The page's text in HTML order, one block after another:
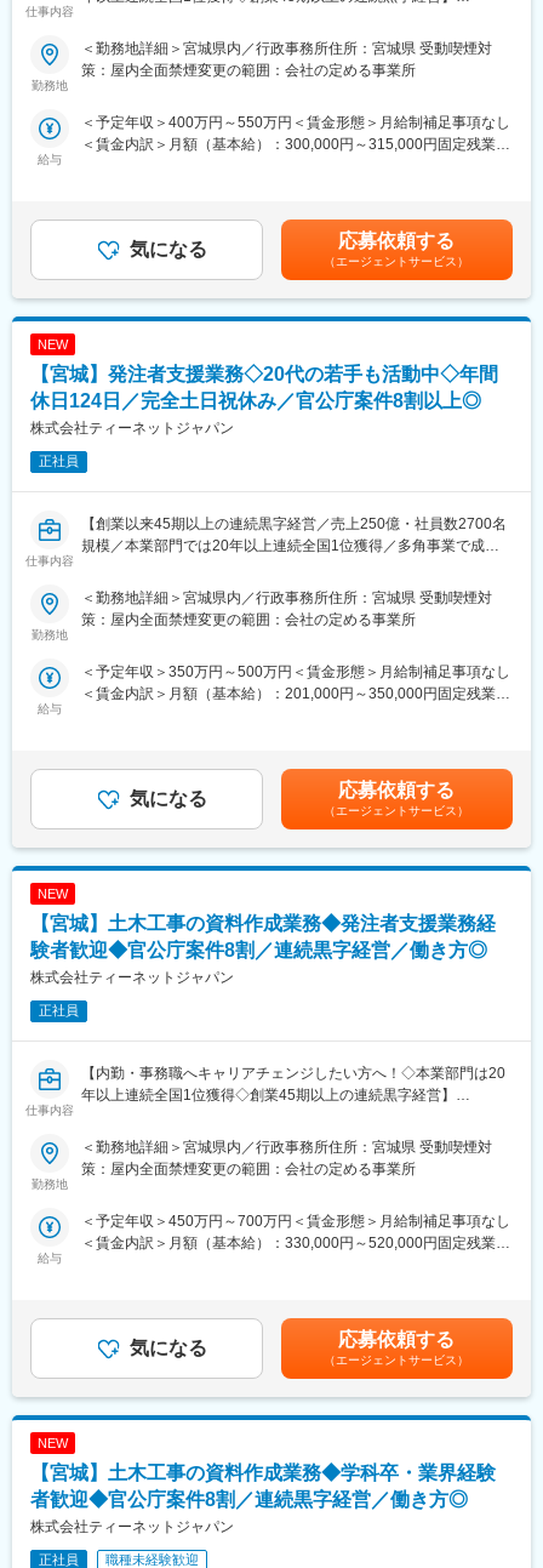
・在籍人数：全国9支社にて約1,000名以上の技術が活躍しており
ます！中途入社者、多数活躍中！
【ワークライフバランスが整う環境】
◎みなし公務員とも呼ばれるのが発注者支援業務です！
なり、働きやすい環境が用意されています！
◎官公庁は「働き方改革」を推進する立場にあるので、残業は少
ない傾向です！社内・社外業務比率もほぼ50:50と、室内での事務
業務が多いのも特徴です！
仕事内容
■業務概要：
発注者支援業務（国土交通省や地方自治体等の官公庁が発注する
公共事業で、発注者が行う業務を代行する補助業務）のうち、工
成の補助業務等、「資料作成」をメインでお任せいたします。
・各種設計に用いる検討資料の作成、関係機関等の協議に関する
資料作成
・地元説明に関する資料作成、予算要求に関する資料作成、業務
の入札契約手続きに関する補助業務 など
1.予算関連資料：工事費の積算結果や予算要求書
2.契約関連資料：入札公告、仕様書、契約書案など
3.説明資料：地元説明会や議会報告用のプレゼン資料
4.進捗管理資料：工事の進捗状況や工程表
5.報告書：品質管理報告、監督状況報告など
■ポジションの詳細：
・主な取引先：国土交通省、農林水産省、地方自治体、鉄道運輸
機構、各種団体、大手ゼネコン
・在籍人数：全国9支社にて約1,000名以上の技術が活躍しており
ます！中途入社者、多数活躍中！
■ワークライフバランス：
・再雇用制度が整っており、60歳の定年後もほぼ同様に働き続け
・社内・社外業務比率もほぼ50:50で、室内での事務業務が多いの
も特徴です。
・退職金制度や介護休業制度もあり、働きやすい環境が整ってお
ります。
勤務地
＜勤務地詳細＞宮城県内／行政事務所住所：宮城県 受動喫煙対
策：屋内全面禁煙変更の範囲：会社の定める事業所
給与
＜予定年収＞400万円～550万円＜賃金形態＞月給制補足事項なし
＜賃金内訳＞月額（基本給）：300,000円～315,000円固定残業手
＞■昇給：年1回（7月）■賞与：年2回（6月、12月）※正社員移行
前は毎月手当として支給（年間で見た受給金額に影響が出ないよ
う考慮あり）賃金はあくまでも目安の金額であり、選考を通じて
上下する可能性があります。月給(月額)は固定手当を含めた表記で
す。
気になる 応募依頼する
（エージェントサービス）
NEW
【宮城】発注者支援業務◇20代の若手も活動中◇年間
休日124日／完全土日祝休み／官公庁案件8割以上◎
株式会社ティーネットジャパン
正社員
仕事内容
【創業以来45期以上の連続黒字経営／売上250億・社員数2700名
規模／本業部門では20年以上連続全国1位獲得／多角事業で成長
【職務概要】
当社は国土交通省、農林水産省や地方自治体などと業務委託契約
インフラなど大規模な案件を担当することが多く、公共工事が円
滑に進むよう施工管理や資料作成業務などを担当していただきま
国や都道府県、政令都市など官公庁が発注する公共事業（河川・
道路工事等）の発注業務をサポートすることです。
工事の積算や検査などの業務を公務員に代わって行うことで、ワ
ークライフバランス良く働くことが可能です。
・公共事業における各種資料作成や工事費用の算出補助
・工事を実行するために必要な資料作成
・工事の施工状況チェック
・工事検査などへの参加・立ち合い
【ポジションの詳細】
・想定勤務地：宮城・福島・山形
※なるべくご自宅近くの案件先をご紹介できるよう努めております
・主な取引先：国土交通省、農林水産省、地方自治体、鉄道運輸
東日本大震災復興、他多数
・在籍人数：全国9支社にて約1,000名以上の技術が活躍しており
【ワークライフバランスが整う環境】
◎勤務時間や休日も公務員に準拠！基本的に土日や祝日が休みと
なり、働きやすい環境が用意されています！
◎官公庁は「働き方改革」を推進する立場にあるので、残業は少
ない傾向です！社内・社外業務比率もほぼ50:50と、室内での事務
業務が多いのも特徴です！
変更の範囲：会社の定める業務
勤務地
＜勤務地詳細＞宮城県内／行政事務所住所：宮城県 受動喫煙対
策：屋内全面禁煙変更の範囲：会社の定める事業所
給与
＜予定年収＞350万円～500万円＜賃金形態＞月給制補足事項なし
＜賃金内訳＞月額（基本給）：201,000円～350,000円固定残業手
＞■昇給：年1回（7月）■賞与：年2回（6月、12月）※正社員移行
前は毎月手当として支給（年間で見た受給金額に影響が出ないよ
う考慮あり）賃金はあくまでも目安の金額であり、選考を通じて
上下する可能性があります。月給(月額)は固定手当を含めた表記で
す。
気になる 応募依頼する
（エージェントサービス）
NEW
【宮城】土木工事の資料作成業務◆発注者支援業務経
験者歓迎◆官公庁案件8割／連続黒字経営／働き方◎
株式会社ティーネットジャパン
正社員
仕事内容
【内勤・事務職へキャリアチェンジしたい方へ！◇本業部門は20
年以上連続全国1位獲得◇創業45期以上の連続黒字経営】
■業務概要：
発注者支援業務（国土交通省や地方自治体等の官公庁が発注する
公共事業で、発注者が行う業務を代行する補助業務）のうち、工
成の補助業務等、「資料作成」をメインでお任せいたします。
・各種設計に用いる検討資料の作成、関係機関等の協議に関する
資料作成
・地元説明に関する資料作成、予算要求に関する資料作成、業務
の入札契約手続きに関する補助業務 など
1.予算関連資料：工事費の積算結果や予算要求書
2.契約関連資料：入札公告、仕様書、契約書案など
3.説明資料：地元説明会や議会報告用のプレゼン資料
4.進捗管理資料：工事の進捗状況や工程表
5.報告書：品質管理報告、監督状況報告など
勤務地
＜勤務地詳細＞宮城県内／行政事務所住所：宮城県 受動喫煙対
策：屋内全面禁煙変更の範囲：会社の定める事業所
給与
＜予定年収＞450万円～700万円＜賃金形態＞月給制補足事項なし
＜賃金内訳＞月額（基本給）：330,000円～520,000円固定残業手
＞■昇給：年1回（7月）■賞与：年2回（6月、12月）※正社員移行
前は毎月手当として支給（年間で見た受給金額に影響が出ないよ
う考慮あり）賃金はあくまでも目安の金額であり、選考を通じて
上下する可能性があります。月給(月額)は固定手当を含めた表記で
す。
気になる 応募依頼する
（エージェントサービス）
NEW
【宮城】土木工事の資料作成業務◆学科卒・業界経験
者歓迎◆官公庁案件8割／連続黒字経営／働き方◎
株式会社ティーネットジャパン
正社員 職種未経験歓迎